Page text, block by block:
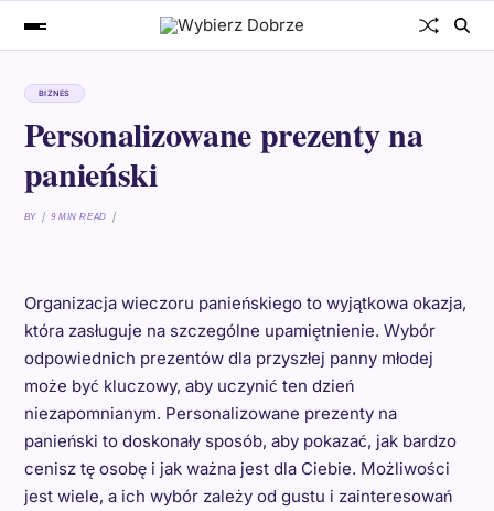
BIZNES
Personalizowane prezenty na
panieński
BY 9 MIN READ
Organizacja wieczoru panieńskiego to wyjątkowa okazja,
która zasługuje na szczególne upamiętnienie. Wybór
odpowiednich prezentów dla przyszłej panny młodej
może być kluczowy, aby uczynić ten dzień
niezapomnianym. Personalizowane prezenty na
panieński to doskonały sposób, aby pokazać, jak bardzo
cenisz tę osobę i jak ważna jest dla Ciebie. Możliwości
jest wiele, a ich wybór zależy od gustu i zainteresowań